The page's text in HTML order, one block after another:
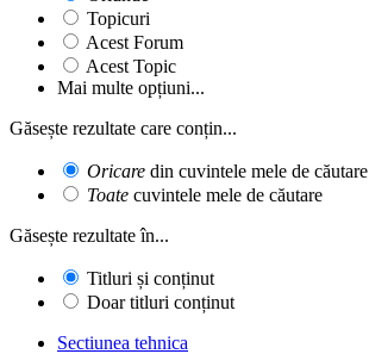
Topicuri
Acest Forum
Acest Topic
Mai multe opțiuni...
Găsește rezultate care conțin...
Oricare din cuvintele mele de căutare
Toate cuvintele mele de căutare
Găsește rezultate în...
Titluri și conținut
Doar titluri conținut
Sectiunea tehnica